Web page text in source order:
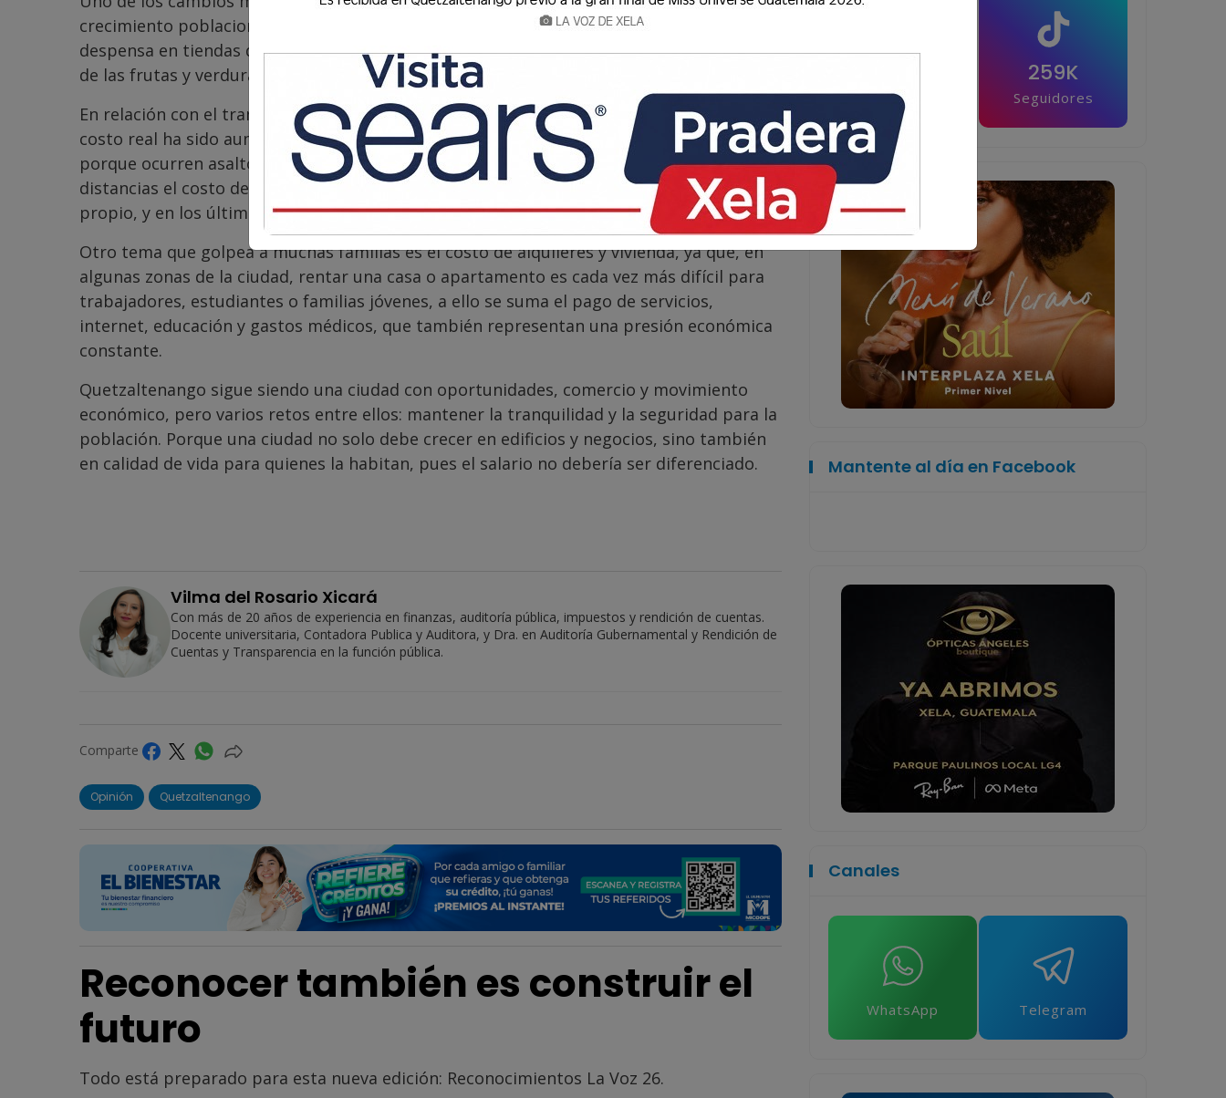
crecimiento poblacional muchas familias no pueden ir al mercado y deben adquirir la
despensa en tiendas de consumo o supermercados lo que aumenta el precio y en el caso
de las frutas y verduras no siempre son frescas.
En relación con el transporte urbano, este se ha convertido en un problema ya que el
costo real ha sido aumentado y el servicio es de mala calidad, además no es seguro
porque ocurren asaltos y robos; también hay que considerar que debido a las grandes
distancias el costo de movilizarse ha aumentado, ya sea usando bus, taxi o vehículo
propio, y en los últimos días se notó un aumento en el precio del combustible.
Otro tema que golpea a muchas familias es el costo de alquileres y vivienda, ya que, en
algunas zonas de la ciudad, rentar una casa o apartamento es cada vez más difícil para
trabajadores, estudiantes o familias jóvenes, a ello se suma el pago de servicios,
internet, educación y gastos médicos, que también representan una presión económica
constante.
Quetzaltenango sigue siendo una ciudad con oportunidades, comercio y movimiento
económico, pero varios retos entre ellos: mantener la tranquilidad y la seguridad para la
población. Porque una ciudad no solo debe crecer en edificios y negocios, sino también
en calidad de vida para quienes la habitan, pues el salario no debería ser diferenciado.
Vilma del Rosario Xicará
Con más de 20 años de experiencia en finanzas, auditoría pública, impuestos y rendición de cuentas.
Docente universitaria, Contadora Publica y Auditora, y Dra. en Auditoría Gubernamental y Rendición de
Cuentas y Transparencia en la función pública.
Comparte
Opinión Quetzaltenango
Reconocer también es construir el
futuro
Todo está preparado para esta nueva edición: Reconocimientos La Voz 26.
Seguidores
259K
Seguidores
Mantente al día en Facebook
Canales
WhatsApp Telegram